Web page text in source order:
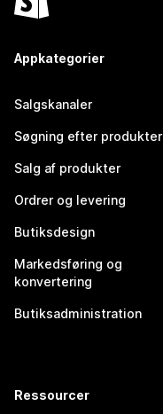
Appkategorier
Salgskanaler
Søgning efter produkter
Salg af produkter
Ordrer og levering
Butiksdesign
Markedsføring og
konvertering
Butiksadministration
Ressourcer